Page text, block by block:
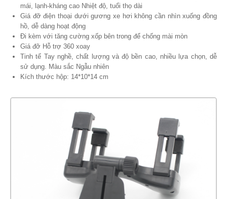
mái, lạnh-kháng cao Nhiệt độ, tuổi thọ dài
Giá đỡ điện thoại dưới gương xe hơi không cần nhìn xuống đồng
hồ, dễ dàng hoạt động
Đi kèm với tăng cường xốp bên trong để chống mài mòn
Giá đỡ Hỗ trợ 360 xoay
Tinh tế Tay nghề, chất lượng và độ bền cao, nhiều lựa chọn, dễ
sử dụng. Màu sắc Ngẫu nhiên
Kích thước hộp: 14*10*14 cm